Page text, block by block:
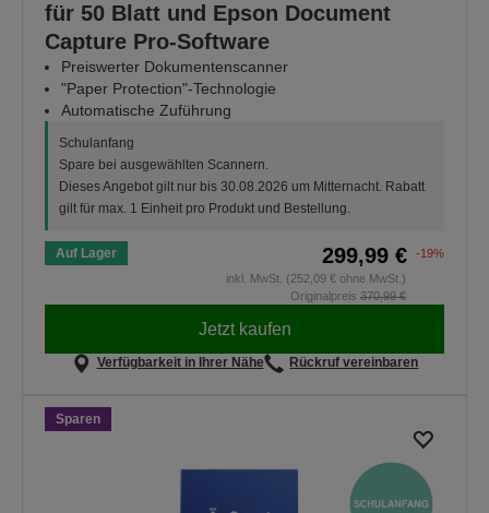
für 50 Blatt und Epson Document
Capture Pro-Software
Preiswerter Dokumentenscanner
"Paper Protection"-Technologie
Automatische Zuführung
Schulanfang
Spare bei ausgewählten Scannern.
Dieses Angebot gilt nur bis 30.08.2026 um Mitternacht. Rabatt
gilt für max. 1 Einheit pro Produkt und Bestellung.
Auf Lager 299,99 €
-19%
inkl. MwSt. (252,09 € ohne MwSt.)
Originalpreis 370,99 €
Jetzt kaufen
Verfügbarkeit in Ihrer Nähe Rückruf vereinbaren
Sparen